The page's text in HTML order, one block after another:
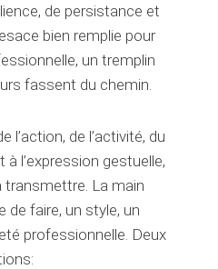
de persistance et
bien remplie pour
un tremplin
fassent du chemin.
l’action, de l’activité, du
l’expression gestuelle,
transmettre. La main
de faire, un style, un
professionnelle. Deux